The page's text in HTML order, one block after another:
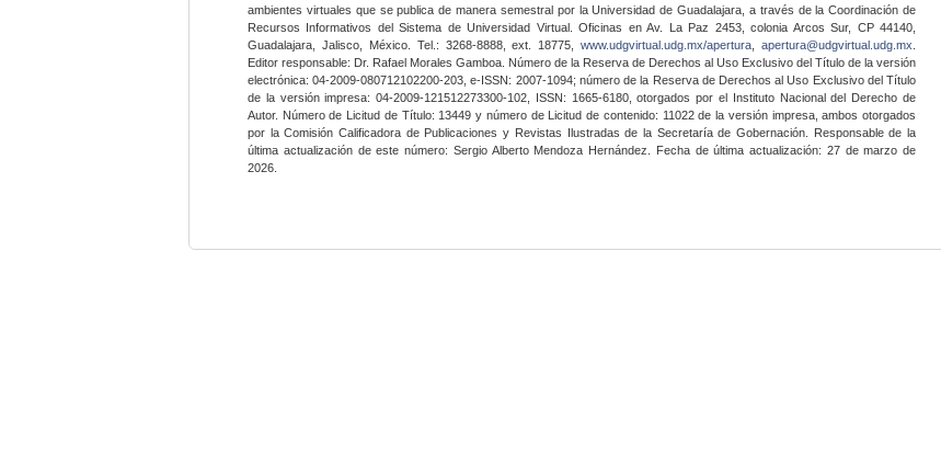
ambientes virtuales que se publica de manera semestral por la Universidad de Guadalajara, a través de la Coordinación de
Recursos Informativos del Sistema de Universidad Virtual. Oficinas en Av. La Paz 2453, colonia Arcos Sur, CP 44140,
Guadalajara, Jalisco, México. Tel.: 3268-8888, ext. 18775,www.udgvirtual.udg.mx/apertura apertura@udgvirtual.udg.mx
Editor responsable: Dr. Rafael Morales Gamboa. Número de la Reserva de Derechos al Uso Exclusivo del Título de la versión
electrónica: 04-2009-080712102200-203, e-ISSN: 2007-1094; número de la Reserva de Derechos al Uso Exclusivo del Título
de la versión impresa: 04-2009-121512273300-102, ISSN: 1665-6180, otorgados por el Instituto Nacional del Derecho de
Autor. Número de Licitud de Título: 13449 y número de Licitud de contenido: 11022 de la versión impresa, ambos otorgados
por la Comisión Calificadora de Publicaciones y Revistas Ilustradas de la Secretaría de Gobernación. Responsable de la
última actualización de este número: Sergio Alberto Mendoza Hernández. Fecha de última actualización: 27 de marzo de
2026.